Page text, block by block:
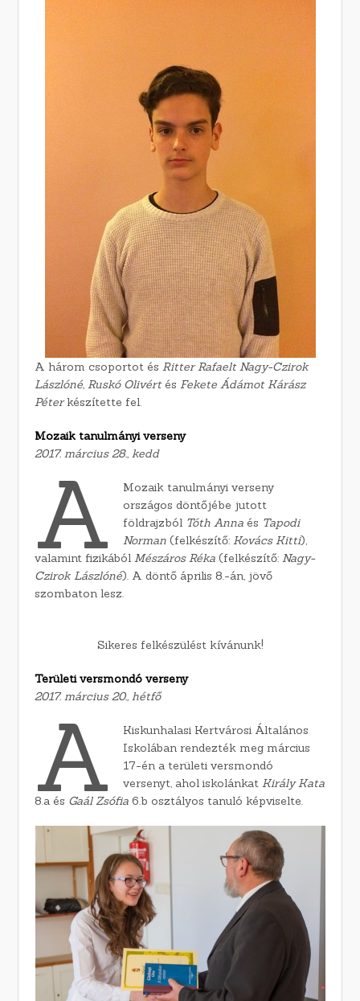
A három csoportot ésRitter Rafaelt Nagy-Czirok
Lászlóné, Ruskó OlivértésFekete Ádámot Kárász
Péterkészítette fel.
Mozaik tanulmányi verseny
2017. március 28., kedd
A
Mozaik tanulmányi verseny
országos döntőjébe jutott
földrajzból Tóth Anna és Tapodi
Norman (felkészítő:Kovács Kitti),
valamint fizikábólMészáros Réka (felkészítő:Nagy-
Czirok Lászlóné). A döntő április 8.-án, jövő
szombaton lesz.
Sikeres felkészülést kívánunk!
Területi versmondó verseny
2017. március 20., hétfő
A
Kiskunhalasi Kertvárosi Általános
Iskolában rendezték meg március
17-én a területi versmondó
versenyt, ahol iskolánkatKirály Kata
8.a és Gaál Zsófia 6.b osztályos tanuló képviselte.